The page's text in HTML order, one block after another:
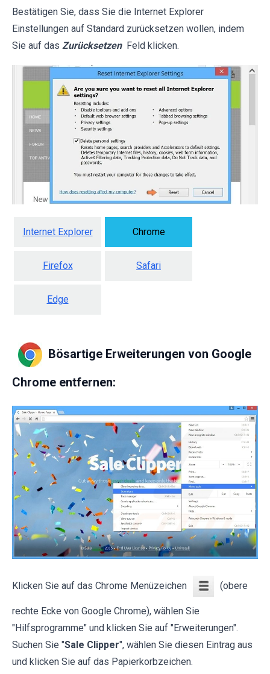
Bestätigen Sie, dass Sie die Internet Explorer
Einstellungen auf Standard zurücksetzen wollen, indem
Sie auf das Zurücksetzen Feld klicken.
Internet Explorer Chrome
Firefox Safari
Edge
Bösartige Erweiterungen von Google
Chrome entfernen:
Klicken Sie auf das Chrome Menüzeichen (obere
rechte Ecke von Google Chrome), wählen Sie
"Hilfsprogramme" und klicken Sie auf "Erweiterungen".
Suchen Sie "Sale Clipper", wählen Sie diesen Eintrag aus
und klicken Sie auf das Papierkorbzeichen.